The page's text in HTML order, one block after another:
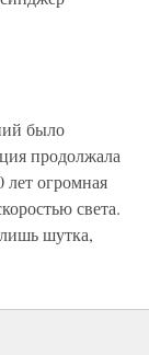
было
продолжала
лет огромная
света.
шутка,